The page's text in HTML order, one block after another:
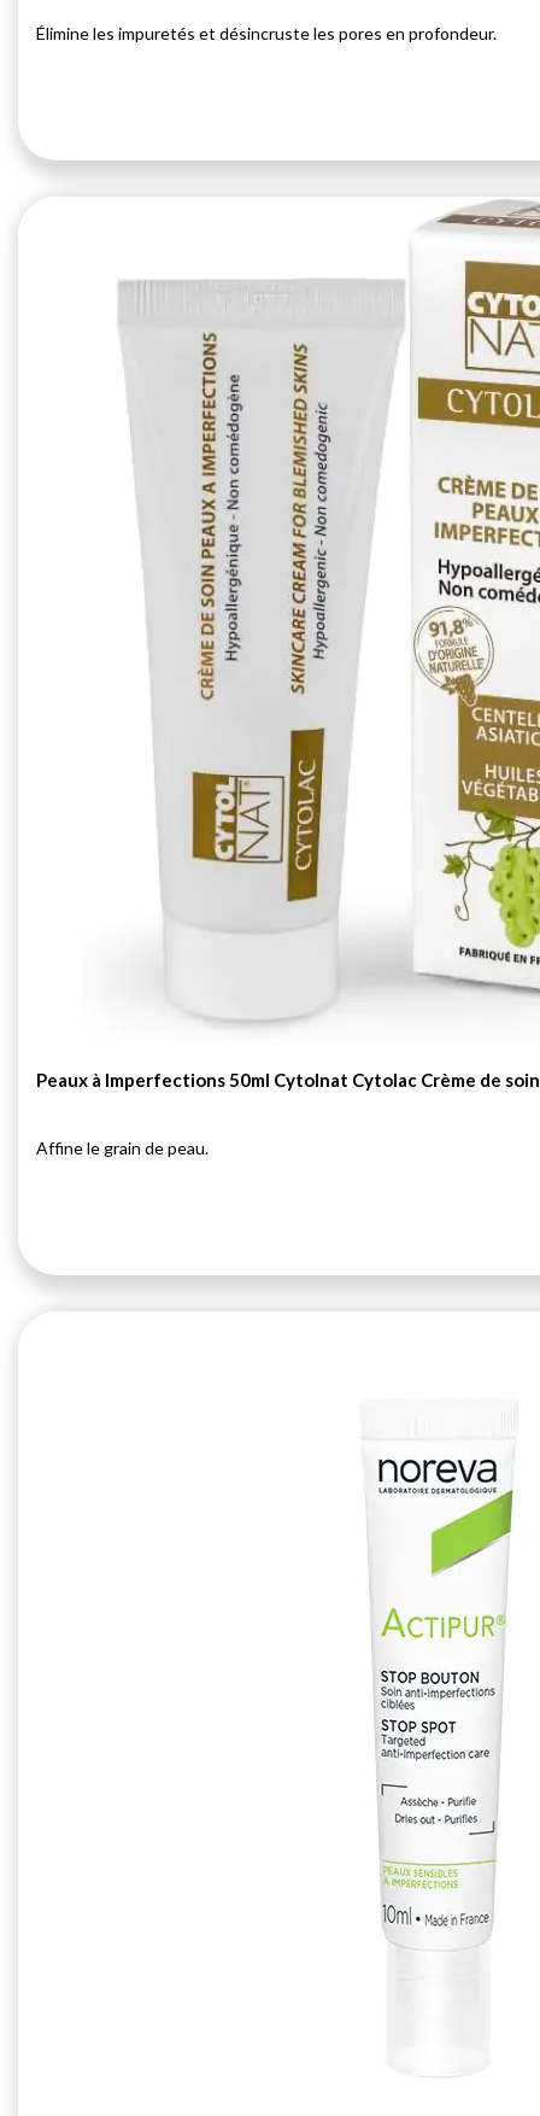
Élimine les impuretés et désincruste les pores en profondeur.
Peaux à Imperfections 50ml Cytolnat Cytolac Crème de soin
Affine le grain de peau.